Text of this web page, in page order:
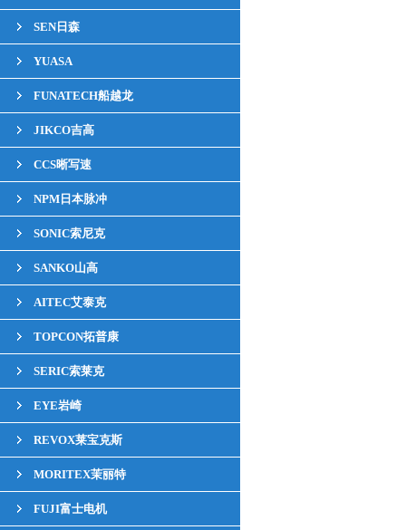
SEN日森
YUASA
FUNATECH船越龙
JIKCO吉高
CCS晰写速
NPM日本脉冲
SONIC索尼克
SANKO山高
AITEC艾泰克
TOPCON拓普康
SERIC索莱克
EYE岩崎
REVOX莱宝克斯
MORITEX茉丽特
FUJI富士电机